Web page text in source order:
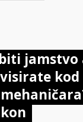
jamstvo
kod